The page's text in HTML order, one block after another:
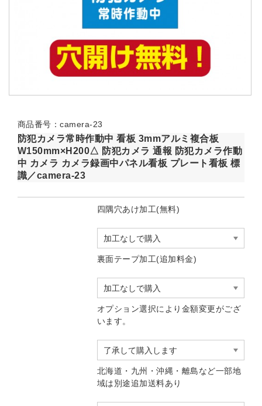
商品番号：camera-23
防犯カメラ常時作動中 看板 3mmアルミ複合板
W150mm×H200△ 防犯カメラ 通報 防犯カメラ作動
中 カメラ カメラ録画中パネル看板 プレート看板 標
識／camera-23
四隅穴あけ加工(無料)
裏面テープ加工(追加料金)
オプション選択により金額変更がござ
います。
北海道・九州・沖縄・離島など一部地
域は別途追加送料あり